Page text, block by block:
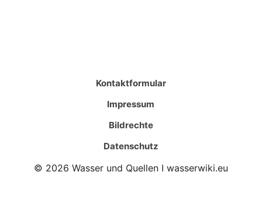
Kontaktformular
Impressum
Bildrechte
Datenschutz
© 2026 Wasser und Quellen I wasserwiki.eu